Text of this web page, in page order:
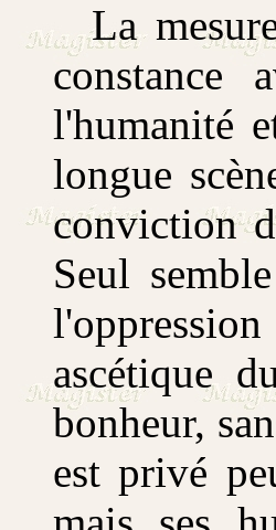
La mesure
constance
l'humanité
longue
conviction
Seul
ascétique
bonheur,
est privé